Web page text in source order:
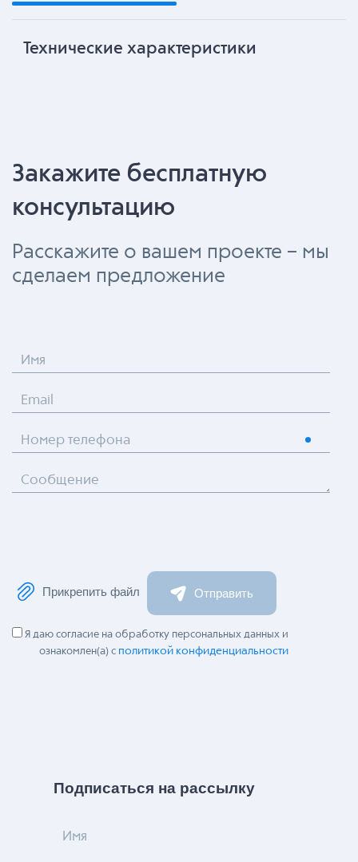
Технические характеристики
Закажите бесплатную
консультацию
Расскажите о вашем проекте – мы
сделаем предложение
Имя
Email
Номер телефона
Сообщение
Прикрепить файл Отправить
Я даю согласие на обработку персональных данных и
ознакомлен(а) с политикой конфиденциальности
Подписаться на рассылку
Имя